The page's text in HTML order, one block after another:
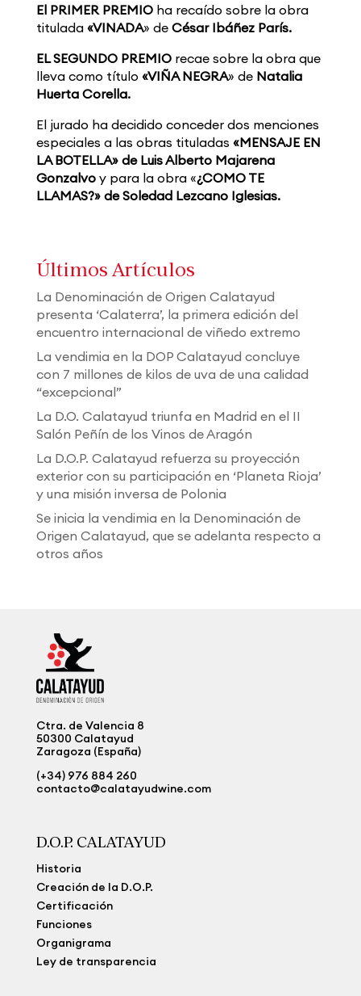
El PRIMER PREMIOha recaído sobre la obra
titulada «VINADA» de César Ibáñez París.
EL SEGUNDO PREMIOrecae sobre la obra que
lleva como título «VIÑA NEGRA» de Natalia
Huerta Corella.
El jurado ha decidido conceder dos menciones
especiales a las obras tituladas «MENSAJE EN
LA BOTELLA» de Luis Alberto Majarena
Gonzalvoy para la obra «¿COMO TE
LLAMAS?» de Soledad Lezcano Iglesias.
Últimos Artículos
La Denominación de Origen Calatayud
presenta ‘Calaterra’, la primera edición del
encuentro internacional de viñedo extremo
La vendimia en la DOP Calatayud concluye
con 7 millones de kilos de uva de una calidad
“excepcional”
La D.O. Calatayud triunfa en Madrid en el II
Salón Peñín de los Vinos de Aragón
La D.O.P. Calatayud refuerza su proyección
exterior con su participación en ‘Planeta Rioja’
y una misión inversa de Polonia
Se inicia la vendimia en la Denominación de
Origen Calatayud, que se adelanta respecto a
otros años
Ctra. de Valencia 8
50300 Calatayud
Zaragoza (España)
(+34) 976 884 260
contacto@calatayudwine.com
D.O.P. CALATAYUD
Historia
Creación de la D.O.P.
Certificación
Funciones
Organigrama
Ley de transparencia